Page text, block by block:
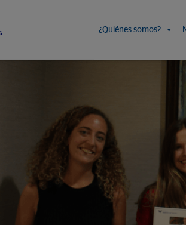
¿Quiénes somos?